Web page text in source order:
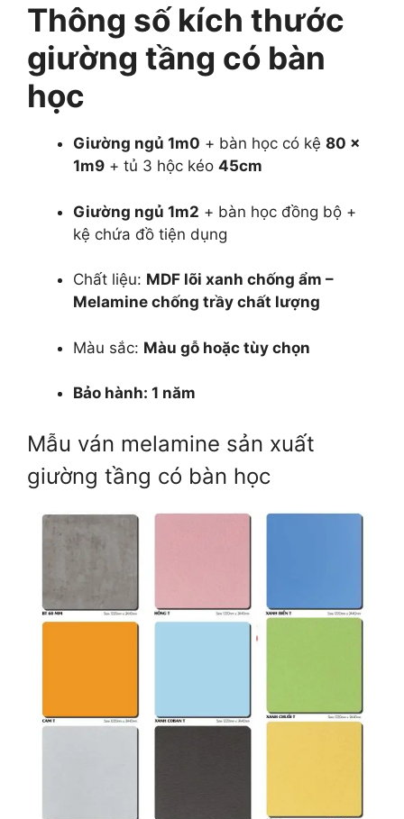
Thông số kích thước
giường tầng có bàn
học
Giường ngủ 1m0 + bàn học có kệ 80 x
1m9 + tủ 3 hộc kéo 45cm
Giường ngủ 1m2 + bàn học đồng bộ +
kệ chứa đồ tiện dụng
Chất liệu: MDF lõi xanh chống ẩm –
Melamine chống trầy chất lượng
Màu sắc: Màu gỗ hoặc tùy chọn
Bảo hành: 1 năm
Mẫu ván melamine sản xuất
giường tầng có bàn học